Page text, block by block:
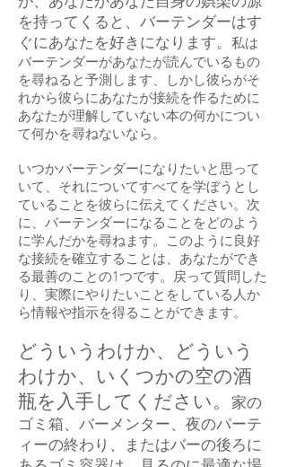
を持ってくると、バーテンダーはす
ぐにあなたを好きになります。 私は
バーテンダーがあなたが読んでいるもの
を尋ねると予測します、しかし彼らがそ
れから彼らにあなたが接続を作るために
あなたが理解していない本の何かについ
て何かを尋ねないなら。
いつかバーテンダーになりたいと思って
いて、それについてすべてを学ぼうとし
ていることを彼らに伝えてください。次
に、バーテンダーになることをどのよう
に学んだかを尋ねます。このように良好
な接続を確立することは、あなたができ
る最善のことの1つです。戻って質問した
り、実際にやりたいことをしている人か
ら情報や指示を得ることができます。
どういうわけか、どういう
わけか、いくつかの空の酒
瓶を入手してください。
家の
ゴミ箱、 バーメンター、夜のパーテ
ィーの終わり、またはバーの後ろに